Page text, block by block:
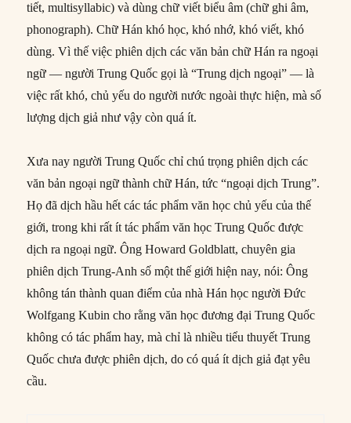
tiết, multisyllabic) và dùng chữ viết biểu âm (chữ ghi âm,
phonograph). Chữ Hán khó học, khó nhớ, khó viết, khó
dùng. Vì thế việc phiên dịch các văn bản chữ Hán ra ngoại
ngữ — người Trung Quốc gọi là “Trung dịch ngoại” — là
việc rất khó, chủ yếu do người nước ngoài thực hiện, mà số
lượng dịch giả như vậy còn quá ít.
Xưa nay người Trung Quốc chỉ chú trọng phiên dịch các
văn bản ngoại ngữ thành chữ Hán, tức “ngoại dịch Trung”.
Họ đã dịch hầu hết các tác phẩm văn học chủ yếu của thế
giới, trong khi rất ít tác phẩm văn học Trung Quốc được
dịch ra ngoại ngữ. Ông Howard Goldblatt, chuyên gia
phiên dịch Trung-Anh số một thế giới hiện nay, nói: Ông
không tán thành quan điểm của nhà Hán học người Đức
Wolfgang Kubin cho rằng văn học đương đại Trung Quốc
không có tác phẩm hay, mà chỉ là nhiều tiểu thuyết Trung
Quốc chưa được phiên dịch, do có quá ít dịch giả đạt yêu
cầu.